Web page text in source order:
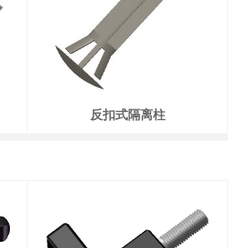
反扣式隔离柱